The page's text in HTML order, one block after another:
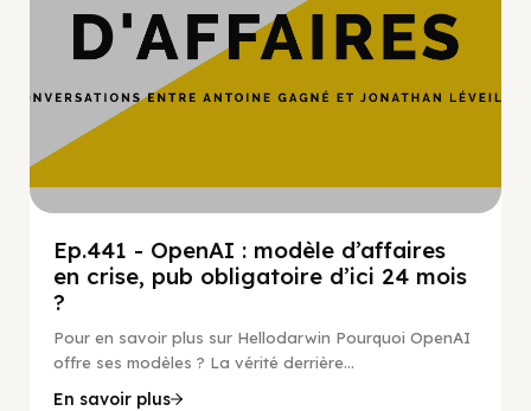
Ep.441 - OpenAI : modèle d’affaires
en crise, pub obligatoire d’ici 24 mois
?
Pour en savoir plus sur Hellodarwin Pourquoi OpenAI
offre ses modèles ? La vérité derrière...
En savoir plus